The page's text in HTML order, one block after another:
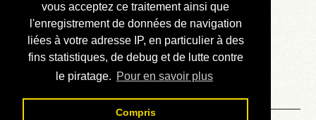
vous acceptez ce traitement ainsi que
l'enregistrement de données de navigation
liées à votre adresse IP, en particulier à des
fins statistiques, de debug et de lutte contre
le piratage. Pour en savoir plus
Compris
Annonces
Liens externes
Téléchargement
Contact